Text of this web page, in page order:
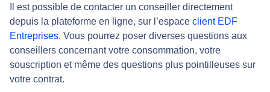
Il est possible de contacter un conseiller directement
depuis la plateforme en ligne, sur l’espace client EDF
Entreprises. Vous pourrez poser diverses questions aux
conseillers concernant votre consommation, votre
souscription et même des questions plus pointilleuses sur
votre contrat.